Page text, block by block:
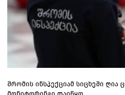
შრომის ინსპექციამ სიცხეში ღია